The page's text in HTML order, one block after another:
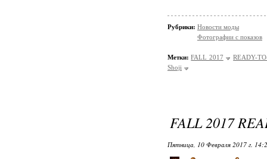
Рубрики: Новости моды
Фотографии с показов
Метки: FALL 2017
READY-
Shoji
FALL 2017
Пятница, 10 Февраля 2017 г.